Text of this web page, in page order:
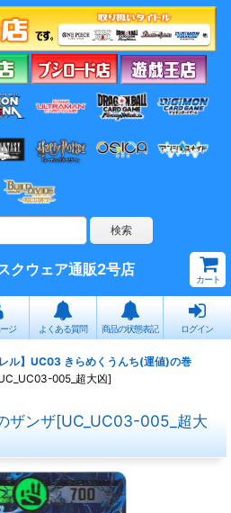
クウェア通販2号店
カート
ジ よくある質問 商品の状態表記 ログイン
レル】UC03 きらめくうんち(運値)の巻
005_超大凶]
ザンザ[UC_UC03-005_超大